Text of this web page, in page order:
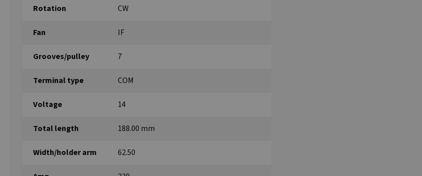
Rotation CW
Fan IF
Grooves/pulley 7
Terminal type COM
Voltage 14
Total length 188.00 mm
Width/holder arm 62.50